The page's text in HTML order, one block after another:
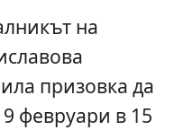
на
призовка да
февруари в 15